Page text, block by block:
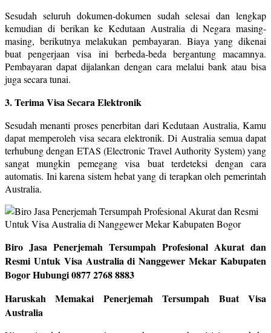
Sesudah seluruh dokumen-dokumen sudah selesai dan lengkap
kemudian di berikan ke Kedutaan Australia di Negara masing-
masing, berikutnya melakukan pembayaran. Biaya yang dikenai
buat pengerjaan visa ini berbeda-beda bergantung macamnya.
Pembayaran dapat dijalankan dengan cara melalui bank atau bisa
juga secara tunai.
3. Terima Visa Secara Elektronik
Sesudah menanti proses penerbitan dari Kedutaan Australia, Kamu
dapat memperoleh visa secara elektronik. Di Australia semua dapat
terhubung dengan ETAS (Electronic Travel Authority System) yang
sangat mungkin pemegang visa buat terdeteksi dengan cara
automatis. Ini karena sistem hebat yang di terapkan oleh pemerintah
Australia.
Biro Jasa Penerjemah Tersumpah Profesional Akurat dan
Resmi Untuk Visa Australia di Nanggewer Mekar Kabupaten
Bogor Hubungi 0877 2768 8883
Haruskah Memakai Penerjemah Tersumpah Buat Visa
Australia